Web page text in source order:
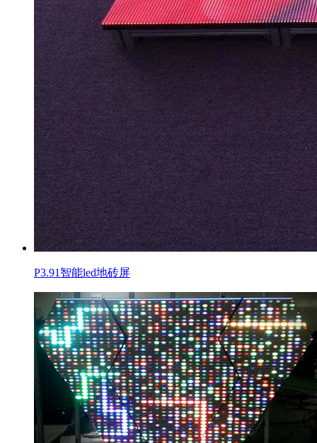
P3.91智能led地砖屏